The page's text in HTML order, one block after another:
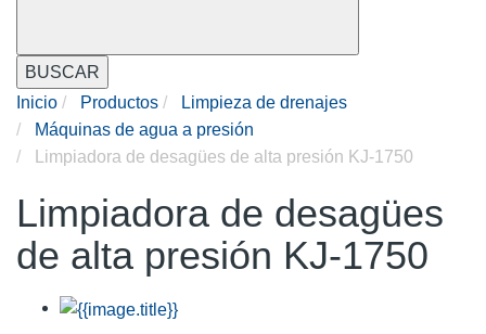
BUSCAR
Inicio
Productos
Limpieza de drenajes
Máquinas de agua a presión
Limpiadora de desagües de alta presión KJ-1750
Limpiadora de desagües
de alta presión KJ-1750